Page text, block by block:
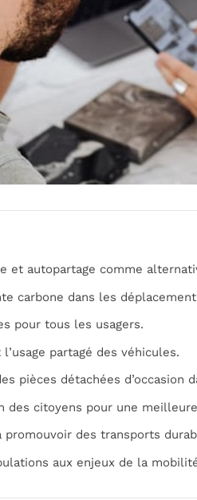
et autopartage comme
carbone dans les
pour tous les usagers.
partagé des véhicules.
pièces détachées d’occasion
des citoyens pour une
promouvoir des transports
aux enjeux de la